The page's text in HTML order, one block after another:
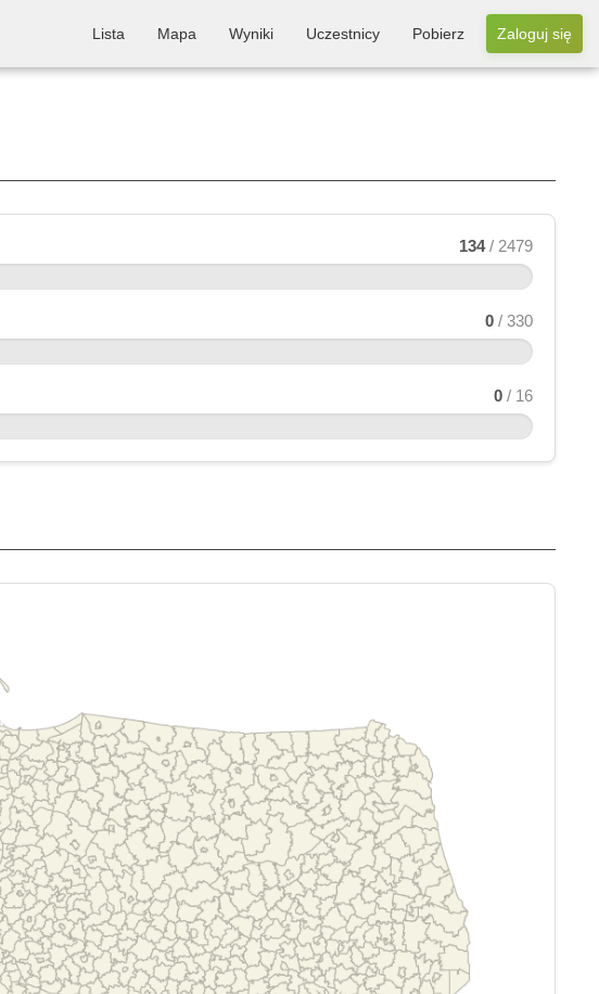
Lista Mapa Wyniki Uczestnicy Pobierz Zaloguj się
134 / 2479
0 / 330
0 / 16